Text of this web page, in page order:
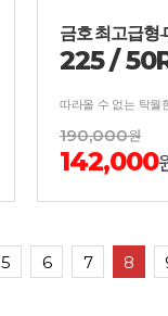
금호 최고급형-
225/50
190,000원
142,000
5 6 7 8